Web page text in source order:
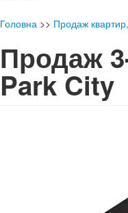
Головна >> Продаж
Продаж
Park City